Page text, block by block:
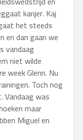
kanjer. Kaj
het steeds
dan gaan we
vandaag
niet wilde
week Glenn. Nu
Toch nog
Vandaag was
maar
Miguel en